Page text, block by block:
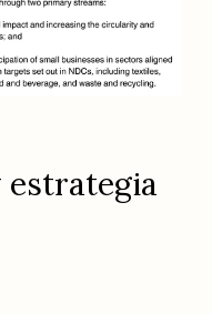
estrategia